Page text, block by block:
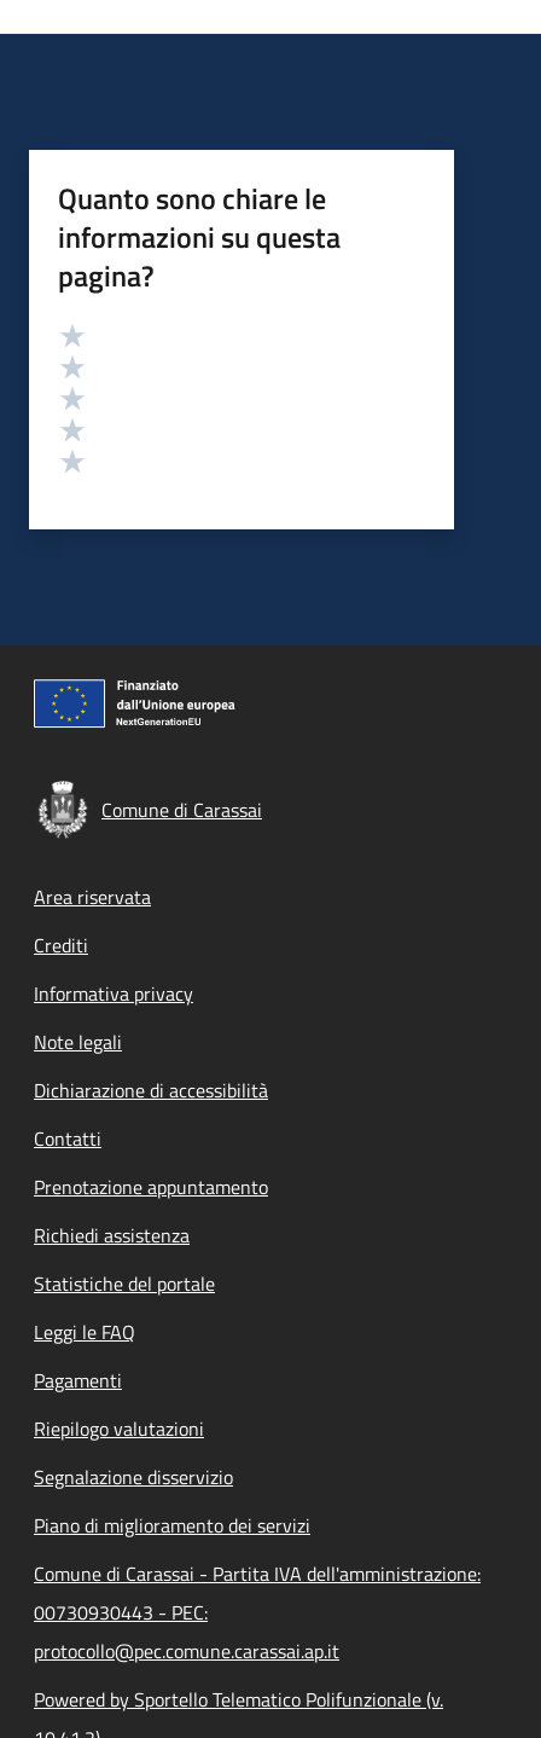
Quanto sono chiare le
informazioni su questa
pagina?
Valutazione
Comune di Carassai
Footer menu
Area riservata
Crediti
Informativa privacy
Note legali
Dichiarazione di accessibilità
Contatti
Prenotazione appuntamento
Richiedi assistenza
Statistiche del portale
Leggi le FAQ
Pagamenti
Riepilogo valutazioni
Segnalazione disservizio
Piano di miglioramento dei servizi
Comune di Carassai - Partita IVA dell'amministrazione:
00730930443 - PEC:
protocollo@pec.comune.carassai.ap.it
Powered by Sportello Telematico Polifunzionale (v.